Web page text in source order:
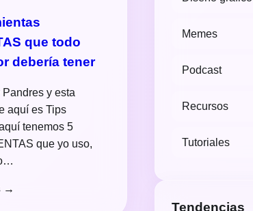
que todo
debería tener
y esta
aquí es Tips
tenemos 5
que yo uso,
→
Memes
Podcast
Recursos
Tutoriales
Tendencias